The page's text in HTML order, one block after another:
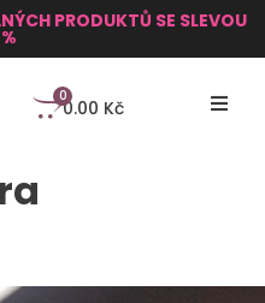
PRODUKTŮ SE SLEVOU
0.00 Kč
0